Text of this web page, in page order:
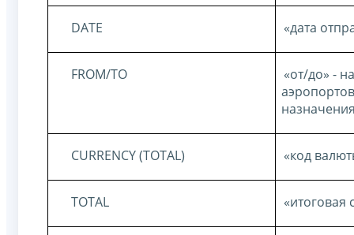
DATE «дата
FROM/TO
«от/до» -
CURRENCY(TOTAL) «код
TOTAL «итоговая